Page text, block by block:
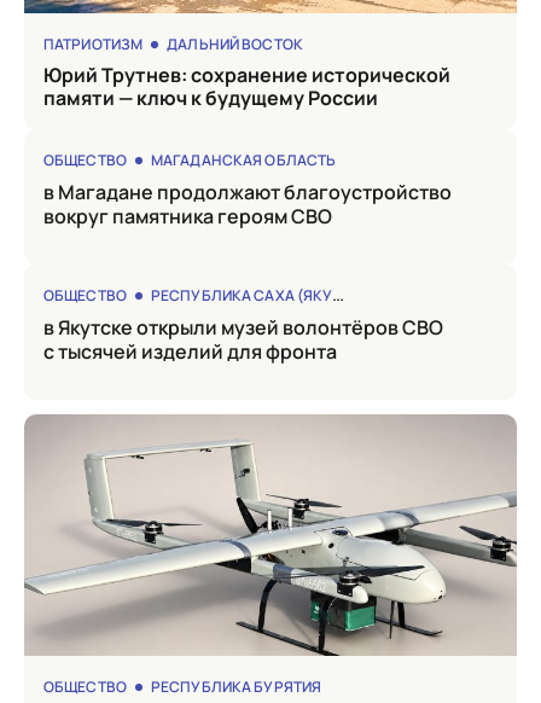
ПАТРИОТИЗМ ДАЛЬНИЙ ВОСТОК
Юрий Трутнев: сохранение исторической
памяти — ключ к будущему России
ОБЩЕСТВО МАГАДАНСКАЯ ОБЛАСТЬ
в Магадане продолжают благоустройство
вокруг памятника героям СВО
ОБЩЕСТВО РЕСПУБЛИКА САХА (ЯКУТИЯ)
в Якутске открыли музей волонтёров СВО
с тысячей изделий для фронта
ОБЩЕСТВО РЕСПУБЛИКА БУРЯТИЯ